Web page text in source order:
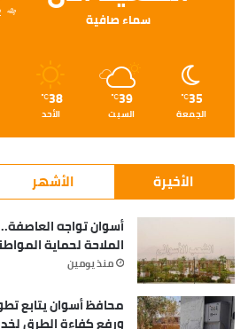
سماء صافية
35
℃
الجمعة
39
℃
السبت
38
℃
الأحد
الأخيرة الأشهر
أسوان تواجه
الملاحة لحماية
منذ يومين
محافظ أسوان يتابع
ورفع كفاءة الطرق